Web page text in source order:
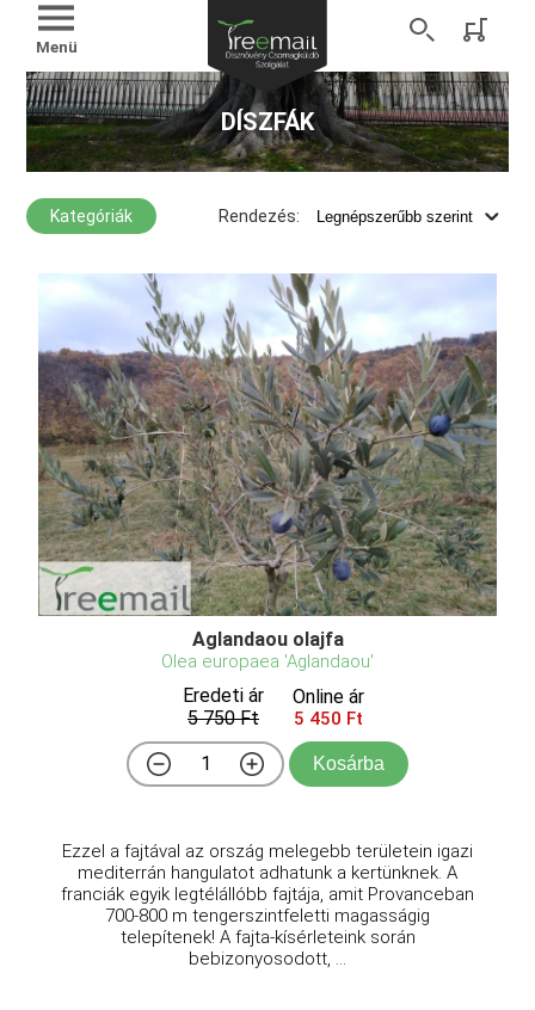
Menü
DÍSZFÁK
Kategóriák Rendezés:
Aglandaou olajfa
Olea europaea 'Aglandaou'
Eredeti ár
5 750 Ft
Online ár
5 450 Ft
Kosárba
Ezzel a fajtával az ország melegebb területein igazi
mediterrán hangulatot adhatunk a kertünknek. A
franciák egyik legtélállóbb fajtája, amit Provanceban
700-800 m tengerszintfeletti magasságig
telepítenek! A fajta-kísérleteink során
bebizonyosodott, ...